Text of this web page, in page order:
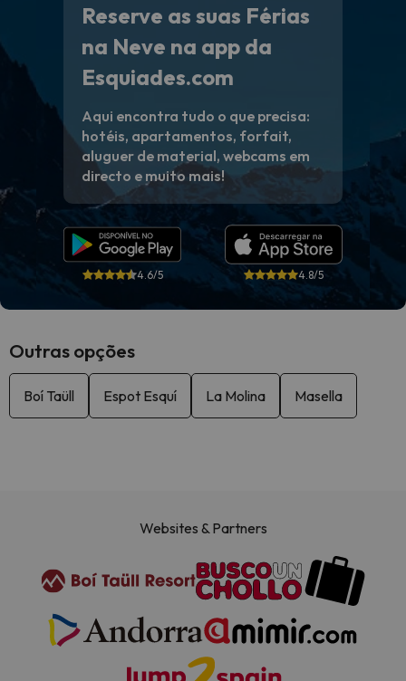
Reserve as suas Férias
na Neve na app da
Esquiades.com
Aqui encontra tudo o que precisa:
hotéis, apartamentos, forfait,
aluguer de material, webcams em
directo e muito mais!
4.6/5 4.8/5
Outras opções
Boí Taüll Espot Esquí La Molina Masella
Websites & Partners